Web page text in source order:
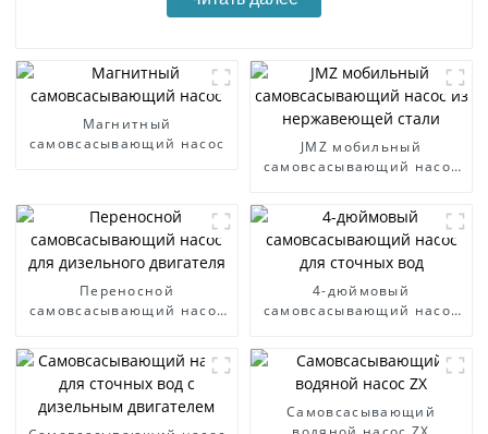
Магнитный
самовсасывающий насос
JMZ мобильный
самовсасывающий насос
Переносной
самовсасывающий насос
4-дюймовый
самовсасывающий насос
Самовсасывающий